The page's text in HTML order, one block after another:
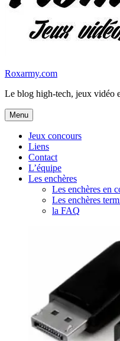
Roxarmy.com
Le blog high-tech, jeux vidéo
Menu Aller
au
contenu
Jeux concours
Liens
Contact
L’équipe
Les enchères
Les enchères en
Les enchères
la FAQ